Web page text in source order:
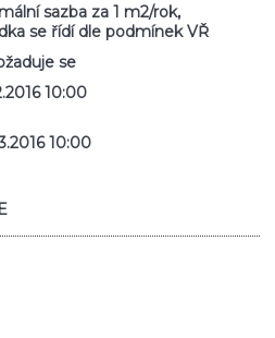
sazba za 1 m2/rok,
se řídí dle podmínek VŘ
se
10:00
10:00